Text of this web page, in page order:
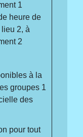
1
heure de
lieu 2, à
2
à la
groupes 1
des
pour tout